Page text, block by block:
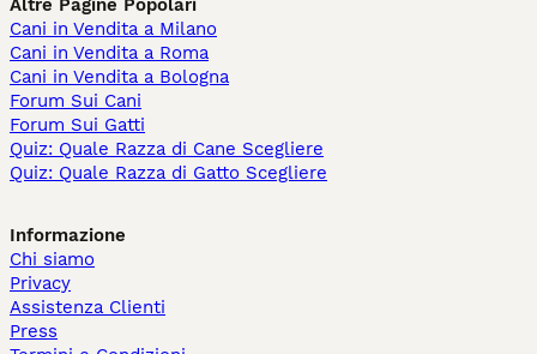
Altre Pagine Popolari
Cani in Vendita a Milano
Cani in Vendita a Roma
Cani in Vendita a Bologna
Forum Sui Cani
Forum Sui Gatti
Quiz: Quale Razza di Cane Scegliere
Quiz: Quale Razza di Gatto Scegliere
Informazione
Chi siamo
Privacy
Assistenza Clienti
Press